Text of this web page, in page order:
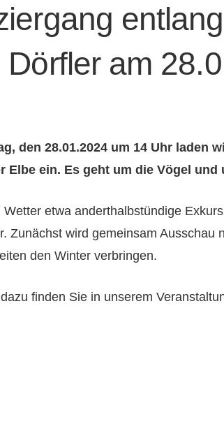
Dörfler am
den 28.01.2024 um 14 Uhr laden
Elbe ein. Es geht um die Vögel
Wetter etwa anderthalbstündige
Zunächst wird gemeinsam Ausschau
den Winter verbringen.
finden Sie in unserem